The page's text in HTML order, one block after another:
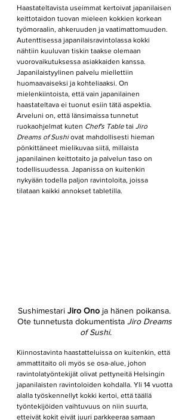
Haastateltavista useimmat kertoivat japanilaisen
keittotaidon tuovan mieleen kokkien korkean
työmoraalin, ahkeruuden ja vaatimattomuuden.
Autenttisessa japanilaisravintolassa kokki
nähtiin kuuluvan tiskin taakse olemaan
vuorovaikutuksessa asiakkaiden kanssa.
Japanilaistyylinen palvelu miellettiin
huomaavaiseksi ja kohteliaaksi. On
mielenkiintoista, että vain japanilainen
haastateltava ei tuonut esiin tätä aspektia.
Arveluni on, että länsimaissa tunnetut
ruokaohjelmat kuten Chef's Table tai Jiro
Dreams of Sushi ovat mahdollisesti hieman
pönkittäneet mielikuvaa siitä, millaista
japanilainen keittotaito ja palvelun taso on
todellisuudessa. Japanissa on kuitenkin
nykyään todella paljon ravintoloita, joissa
tilataan kaikki annokset tabletilla.
Sushimestari Jiro Ono ja hänen poikansa.
Ote tunnetusta dokumentista Jiro Dreams
of Sushi.
Kiinnostavinta haastatteluissa on kuitenkin, että
ammattitaito oli myös se osa-alue, johon
ravintolatyöntekijät olivat pettyneitä Helsingin
japanilaisten ravintoloiden kohdalla. Yli 14 vuotta
alalla työskennellyt kokki kertoi, että täällä
työntekijöiden vaihtuvuus on niin suurta,
etteivät kokit eivät juuri parkkeeraa samaan